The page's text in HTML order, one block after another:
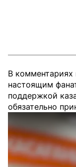
В комментариях
настоящим
поддержкой
обязательно